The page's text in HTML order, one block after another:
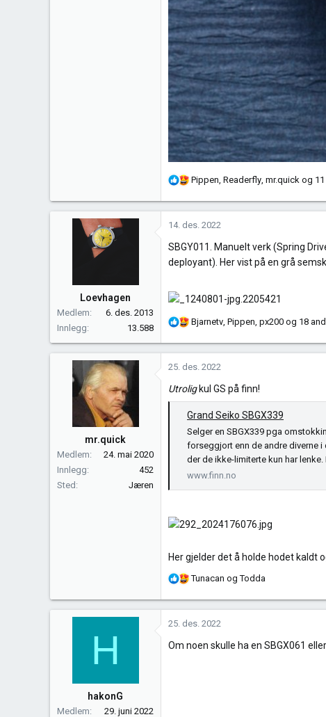
R
k
j
o
r
:
Pippen, Readerfly, mr.quick og
Loevhagen
Medlem
6. des. 2013
Innlegg
13.588
14. des. 2022
SBGY011. Manuelt verk (Spring
deployant). Her vist på en grå
R
k
j
o
n
e
r
:
Bjarnetv, Pippen, px200 og 18
mr.quick
Medlem
24. mai 2020
Innlegg
452
Sted
Jæren
25. des. 2022
Utroligkul GS på finn!
Grand Seiko SBGX339
Selger en SBGX339 pga
forseggjort enn de andre diverne i
der de ikke-limiterte kun har
www.finn.no
Her gjelder det å holde hodet kaldt
R
j
Tunacan ogTodda
H
hakonG
Medlem
29. juni 2022
25. des. 2022
Om noen skulle ha en SBGX061